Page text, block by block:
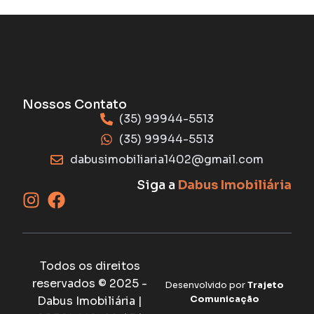
Nossos Contato
(35) 99944-5513
(35) 99944-5513
dabusimobiliaria1402@gmail.com
Siga a Dabus Imobiliária
Todos os direitos
reservados © 2025 -
Dabus Imobiliária |
Desenvolvido porTrajeto
Comunicação